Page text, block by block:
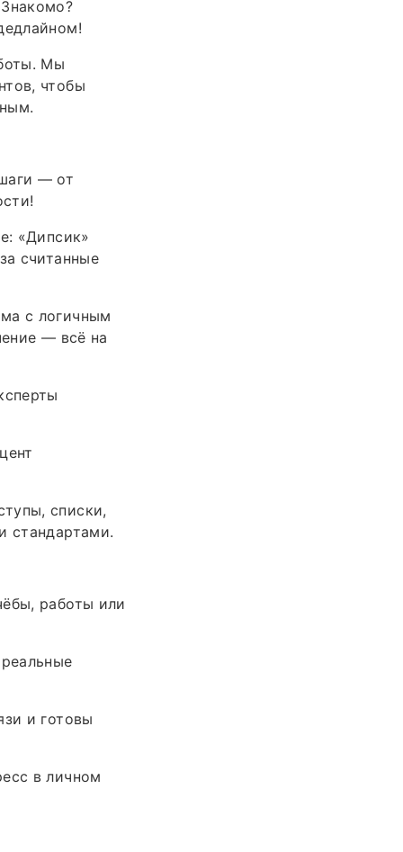
Мы
чтобы
— от
«Дипсик»
считанные
с логичным
— всё на
списки,
стандартами.
работы или
и готовы
в личном